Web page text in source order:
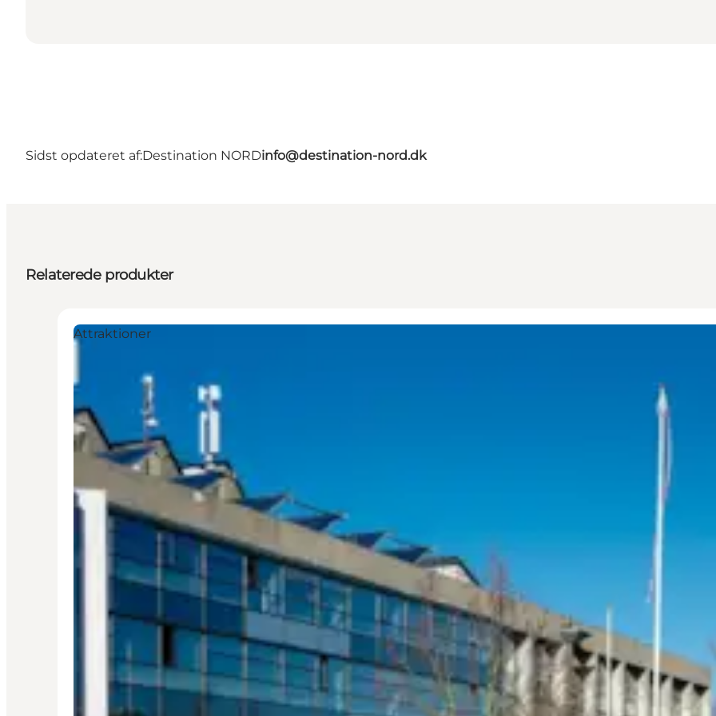
Sidst opdateret af:Destination NORDinfo@destination-nord.dk
Relaterede produkter
Attraktioner